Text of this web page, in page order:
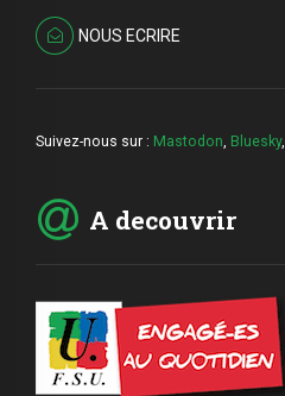
NOUS ECRIRE
Suivez-nous sur : Mastodon, Bluesky,
A decouvrir